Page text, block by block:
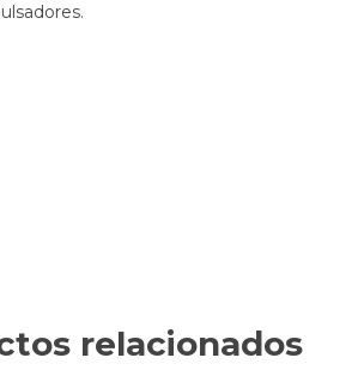
relacionados